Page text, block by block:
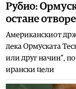
Рубио:
остане
Американскиот
дека Ормуската
или друг начин“,
ирански цели